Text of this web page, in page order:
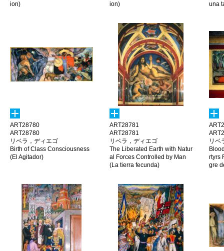
ion)
ion)
una
ART28780
ART28780
リベラ，ディエゴ
Birth of Class Consciousness
(El Agitador)
ART28781
ART28781
リベラ，ディエゴ
The Liberated Earth with Natur
al Forces Controlled by Man
(La tierra fecunda)
リベ
rtyrs
gre